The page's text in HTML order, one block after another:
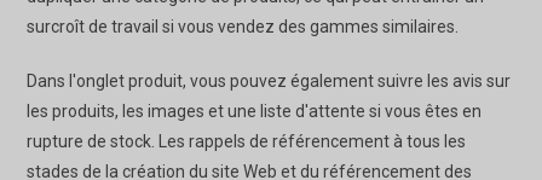
surcroît de travail si vous vendez des gammes similaires.
Dans l'onglet produit, vous pouvez également suivre les avis sur
les produits, les images et une liste d'attente si vous êtes en
rupture de stock. Les rappels de référencement à tous les
stades de la création du site Web et du référencement des